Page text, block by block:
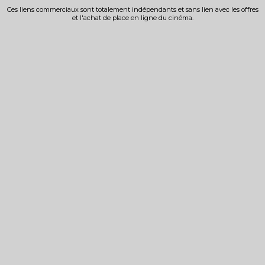
Ces liens commerciaux sont totalement indépendants et sans lien avec les offres
et l'achat de place en ligne du cinéma.